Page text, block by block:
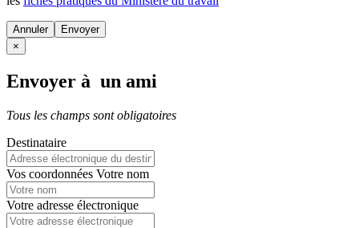
Annuler
×
Envoyer à un ami
Tous les champs sont obligatoires
Destinataire
Vos coordonnées Votre nom
Votre adresse électronique